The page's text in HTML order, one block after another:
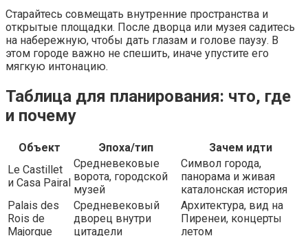
Старайтесь совмещать внутренние пространства и
открытые площадки. После дворца или музея садитесь
на набережную, чтобы дать глазам и голове паузу. В
этом городе важно не спешить, иначе упустите его
мягкую интонацию.
Таблица для планирования: что, где
и почему
Объект Эпоха/тип
Зачем идти
Le Castillet
и Casa Pairal
Средневековые
ворота, городской
музей
Символ города,
панорама и живая
каталонская история
Palais des
Rois de
Majorque
Средневековый
дворец внутри
цитадели
Архитектура, вид на
Пиренеи, концерты
летом